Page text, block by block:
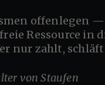
Ressource in
nur zahlt,
von Staufen